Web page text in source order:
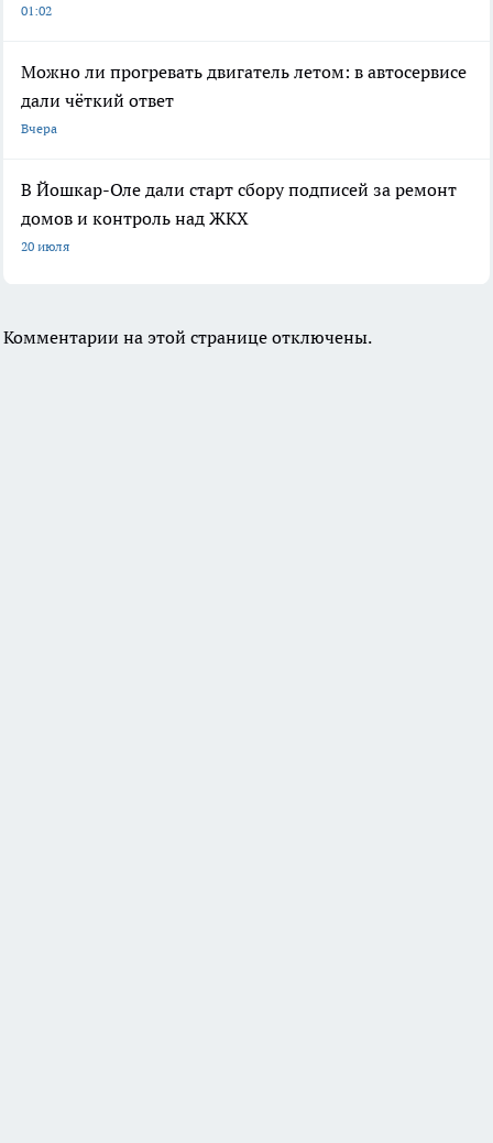
01:02
Можно ли прогревать двигатель летом: в автосервисе
дали чёткий ответ
Вчера
В Йошкар-Оле дали старт сбору подписей за ремонт
домов и контроль над ЖКХ
20 июля
Комментарии на этой странице отключены.